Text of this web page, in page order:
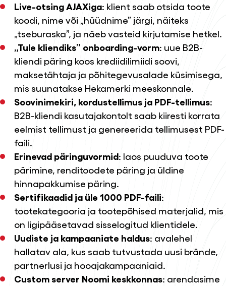
Live-otsing AJAXiga: klient saab otsida toote
koodi, nime või „hüüdnime” järgi, näiteks
„tseburaska”, ja näeb vasteid kirjutamise hetkel.
„Tule kliendiks” onboarding-vorm: uue B2B-
kliendi päring koos krediidilimiidi soovi,
maksetähtaja ja põhitegevusalade küsimisega,
mis suunatakse Hekamerki meeskonnale.
Soovinimekiri, kordustellimus ja PDF-tellimus:
B2B-kliendi kasutajakontolt saab kiiresti korrata
eelmist tellimust ja genereerida tellimusest PDF-
faili.
Erinevad päringuvormid: laos puuduva toote
pärimine, renditoodete päring ja üldine
hinnapakkumise päring.
Sertifikaadid ja üle 1000 PDF-faili:
tootekategooria ja tootepõhised materjalid, mis
on ligipääsetavad sisselogitud klientidele.
Uudiste ja kampaaniate haldus: avalehel
hallatav ala, kus saab tutvustada uusi brände,
partnerlusi ja hooajakampaaniaid.
Custom server Noomi keskkonnas: arendasime